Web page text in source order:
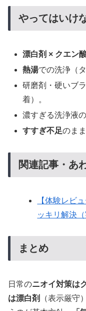
やってはいけ
漂白剤 × クエン
熱湯での洗浄（
研磨剤・硬いブ
着）。
濃すぎる洗浄液
すすぎ不足のま
関連記事・あ
【体験レビ
ッキリ解決（
まとめ
日常のニオイ対策は
は漂白剤
（表示厳守